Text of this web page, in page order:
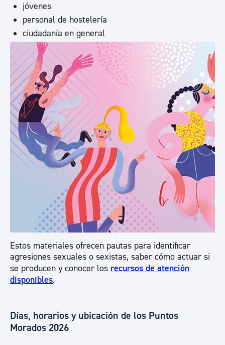
jóvenes
personal de hostelería
ciudadanía en general
Estos materiales ofrecen pautas para identificar
agresiones sexuales o sexistas, saber cómo actuar si
se producen y conocer los recursos de atención
disponibles.
Días, horarios y ubicación de los Puntos
Morados 2026